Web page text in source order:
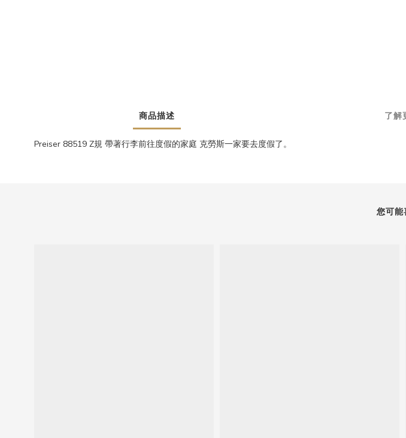
商品描述 了解
Preiser 88519 Z規 帶著行李前往度假的家庭 克勞斯一家要去度假了。
您可能